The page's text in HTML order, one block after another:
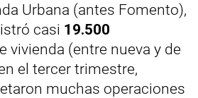
Urbana (antes Fomento),
casi 19.500
vivienda (entre nueva y de
el tercer trimestre,
muchas operaciones